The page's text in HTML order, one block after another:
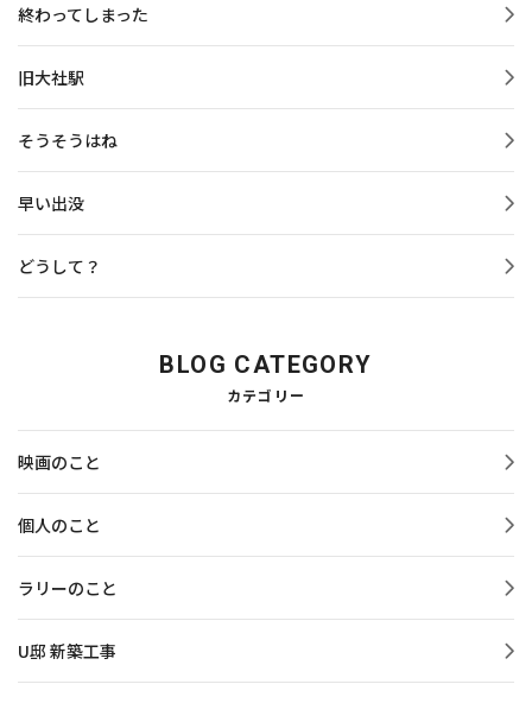
終わってしまった
旧大社駅
そうそうはね
早い出没
どうして？
BLOG CATEGORY
カテゴリー
映画のこと
個人のこと
ラリーのこと
U邸 新築工事